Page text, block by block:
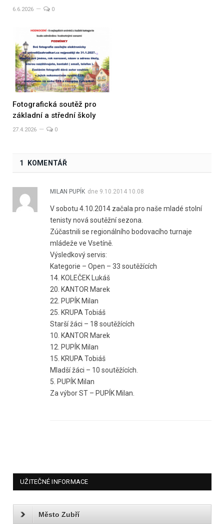
6.6.2026 0
Fotografická soutěž pro
základní a střední školy
27.4.2026 0
1 KOMENTÁŘ
MILAN PUPÍK dne 9.10.2014 10.08
V sobotu 4.10.2014 začala pro naše mladé stolní
tenisty nová soutěžní sezona.
Zúčastnili se regionálního bodovacího turnaje
mládeže ve Vsetíně.
Výsledkový servis:
Kategorie – Open – 33 soutěžících
14. KOLEČEK Lukáš
20. KANTOR Marek
22. PUPÍK Milan
25. KRUPA Tobiáš
Starší žáci – 18 soutěžících
10. KANTOR Marek
12. PUPÍK Milan
15. KRUPA Tobiáš
Mladší žáci – 10 soutěžících.
5. PUPÍK Milan
Za výbor ST – PUPÍK Milan.
UŽITEČNÉ INFORMACE
Město Zubří